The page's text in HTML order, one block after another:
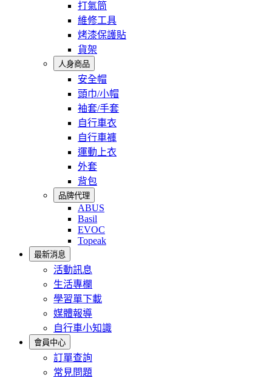
打氣筒
維修工具
烤漆保護貼
貨架
人身商品
安全帽
頭巾/小帽
袖套/手套
自行車衣
自行車褲
運動上衣
外套
背包
品牌代理
ABUS
Basil
EVOC
Topeak
最新消息
活動訊息
生活專欄
學習單下載
媒體報導
自行車小知識
會員中心
訂單查詢
常見問題